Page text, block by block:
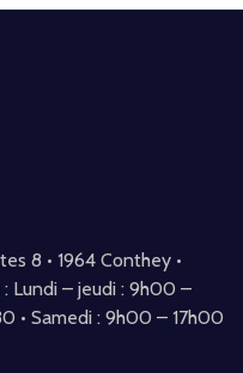
• Samedi : 9h00 – 17h00